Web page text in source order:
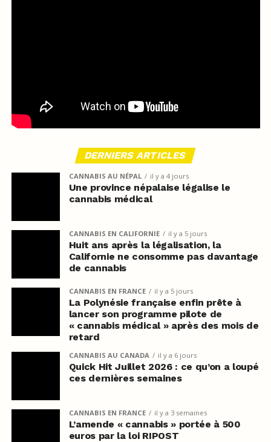
DERNIERS ARTICLES
CANNABIS AU NÉPAL il y a 4 jours
Une province népalaise légalise le
cannabis médical
CANNABIS EN CALIFORNIE il y a 5 jours
Huit ans après la légalisation, la
Californie ne consomme pas davantage
de cannabis
CANNABIS EN FRANCE il y a 5 jours
La Polynésie française enfin prête à
lancer son programme pilote de
« cannabis médical » après des mois de
retard
CANNABIS AU CANADA il y a 6 jours
Quick Hit Juillet 2026 : ce qu’on a loupé
ces dernières semaines
CANNABIS EN FRANCE il y a 3 semaines
L’amende « cannabis » portée à 500
euros par la loi RIPOST